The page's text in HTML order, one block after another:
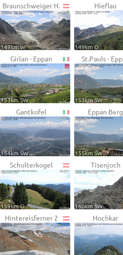
Braunschweiger H.
149km W
Hieflau
149km O
Girlan - Eppan
153km SW
St.Pauls -
153km SW
Gantkofel
154km SW
Eppan Berg
155km SW
Schulterkogel
159km O
Tisenjoch
160km SW
Hintereisferner 2 Hochkar